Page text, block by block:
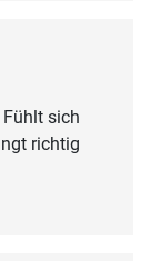
sich
richtig